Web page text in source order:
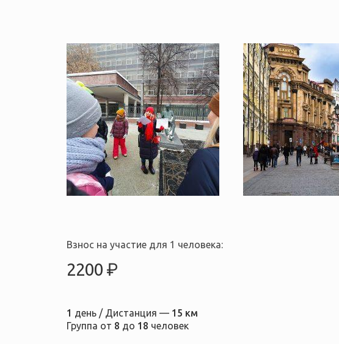
Взнос на участие для 1 человека:
2200 ₽
1 день / Дистанция — 15 км
Группа от 8 до 18 человек